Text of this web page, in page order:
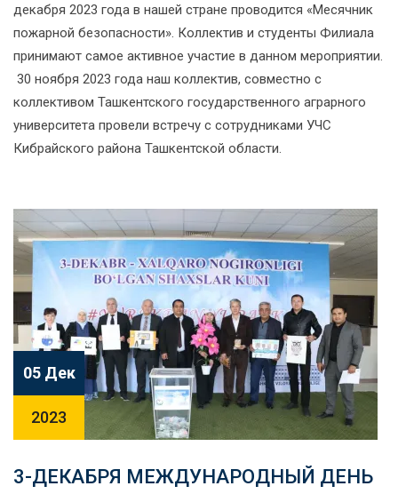
декабря 2023 года в нашей стране проводится «Месячник
пожарной безопасности». Коллектив и студенты Филиала
принимают самое активное участие в данном мероприятии.
30 ноября 2023 года наш коллектив, совместно с
коллективом Ташкентского государственного аграрного
университета провели встречу с сотрудниками УЧС
Кибрайского района Ташкентской области.
05 Дек
2023
3-ДЕКАБРЯ МЕЖДУНАРОДНЫЙ ДЕНЬ